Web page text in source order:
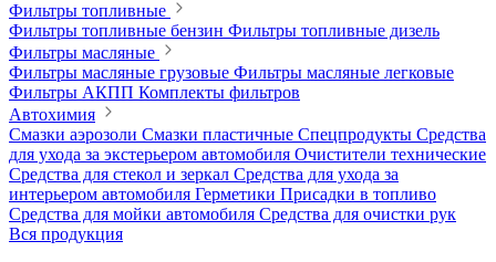
Фильтры топливные
Фильтры топливные бензин Фильтры топливные дизель
Фильтры масляные
Фильтры масляные грузовые Фильтры масляные легковые
Фильтры АКПП Комплекты фильтров
Автохимия
Смазки аэрозоли Смазки пластичные Спецпродукты Средства
для ухода за экстерьером автомобиля Очистители технические
Средства для стекол и зеркал Средства для ухода за
интерьером автомобиля Герметики Присадки в топливо
Средства для мойки автомобиля Средства для очистки рук
Вся продукция